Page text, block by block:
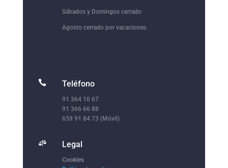
Sábados y Domingos cerrado
Agosto cerrado por vacaciones.
 Teléfono
91 364 10 67
91 366 66 88
659 91 84 73 (Móvil)
 Legal
Cookies